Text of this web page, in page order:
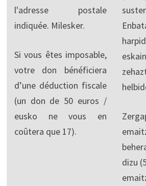
l'adresse postale
indiquée. Milesker.
Si vous êtes imposable,
votre don bénéficiera
d’une déduction fiscale
(un don de 50 euros /
eusko ne vous en
coûtera que 17).
dizu